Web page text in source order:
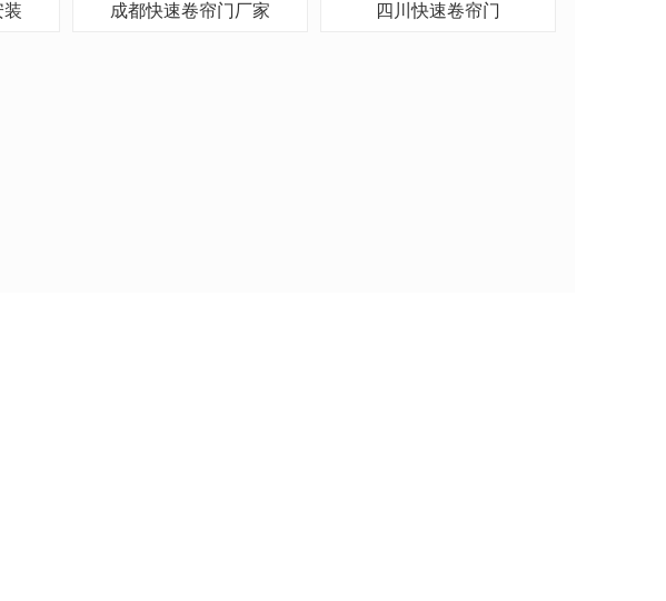
装 成都快速卷帘门厂家 四川快速卷帘门